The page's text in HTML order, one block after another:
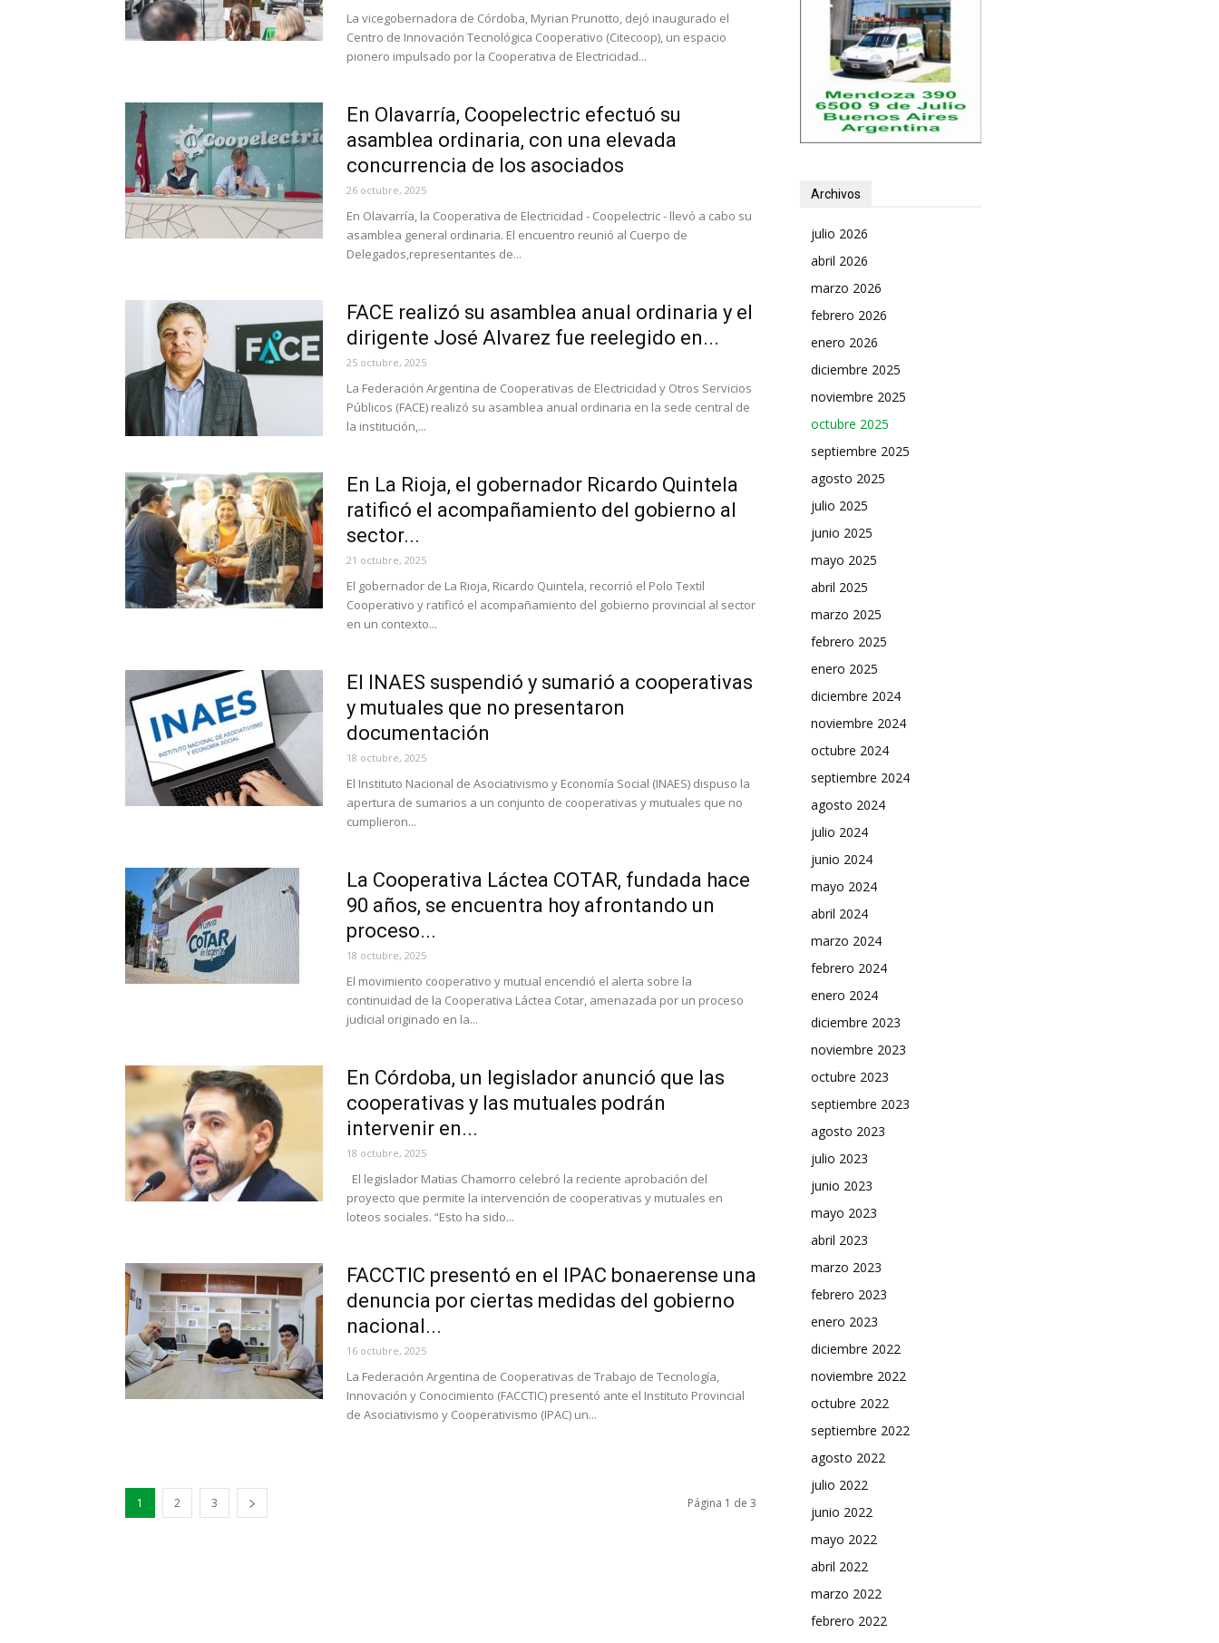
La vicegobernadora de Córdoba, Myrian Prunotto, dejó inaugurado el
Centro de Innovación Tecnológica Cooperativo (Citecoop), un espacio
pionero impulsado por la Cooperativa de Electricidad...
En Olavarría, Coopelectric efectuó su
asamblea ordinaria, con una elevada
concurrencia de los asociados
26 octubre, 2025
En Olavarría, la Cooperativa de Electricidad - Coopelectric - llevó a cabo su
asamblea general ordinaria. El encuentro reunió al Cuerpo de
Delegados,representantes de...
FACE realizó su asamblea anual ordinaria y el
dirigente José Alvarez fue reelegido en...
25 octubre, 2025
La Federación Argentina de Cooperativas de Electricidad y Otros Servicios
Públicos (FACE) realizó su asamblea anual ordinaria en la sede central de
la institución,...
En La Rioja, el gobernador Ricardo Quintela
ratificó el acompañamiento del gobierno al
sector...
21 octubre, 2025
El gobernador de La Rioja, Ricardo Quintela, recorrió el Polo Textil
Cooperativo y ratificó el acompañamiento del gobierno provincial al sector
en un contexto...
El INAES suspendió y sumarió a cooperativas
y mutuales que no presentaron
documentación
18 octubre, 2025
El Instituto Nacional de Asociativismo y Economía Social (INAES) dispuso la
apertura de sumarios a un conjunto de cooperativas y mutuales que no
cumplieron...
La Cooperativa Láctea COTAR, fundada hace
90 años, se encuentra hoy afrontando un
proceso...
18 octubre, 2025
El movimiento cooperativo y mutual encendió el alerta sobre la
continuidad de la Cooperativa Láctea Cotar, amenazada por un proceso
judicial originado en la...
En Córdoba, un legislador anunció que las
cooperativas y las mutuales podrán
intervenir en...
18 octubre, 2025
El legislador Matias Chamorro celebró la reciente aprobación del
proyecto que permite la intervención de cooperativas y mutuales en
loteos sociales. “Esto ha sido...
FACCTIC presentó en el IPAC bonaerense una
denuncia por ciertas medidas del gobierno
nacional...
16 octubre, 2025
La Federación Argentina de Cooperativas de Trabajo de Tecnología,
Innovación y Conocimiento (FACCTIC) presentó ante el Instituto Provincial
de Asociativismo y Cooperativismo (IPAC) un...
1 2 3 Página 1 de 3
Archivos
julio 2026
abril 2026
marzo 2026
febrero 2026
enero 2026
diciembre 2025
noviembre 2025
octubre 2025
septiembre 2025
agosto 2025
julio 2025
junio 2025
mayo 2025
abril 2025
marzo 2025
febrero 2025
enero 2025
diciembre 2024
noviembre 2024
octubre 2024
septiembre 2024
agosto 2024
julio 2024
junio 2024
mayo 2024
abril 2024
marzo 2024
febrero 2024
enero 2024
diciembre 2023
noviembre 2023
octubre 2023
septiembre 2023
agosto 2023
julio 2023
junio 2023
mayo 2023
abril 2023
marzo 2023
febrero 2023
enero 2023
diciembre 2022
noviembre 2022
octubre 2022
septiembre 2022
agosto 2022
julio 2022
junio 2022
mayo 2022
abril 2022
marzo 2022
febrero 2022